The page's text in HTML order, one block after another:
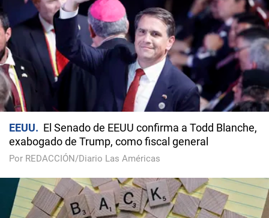
EEUU
El Senado de EEUU confirma a Todd Blanche,
exabogado de Trump, como fiscal general
Por REDACCIÓN/Diario Las Américas